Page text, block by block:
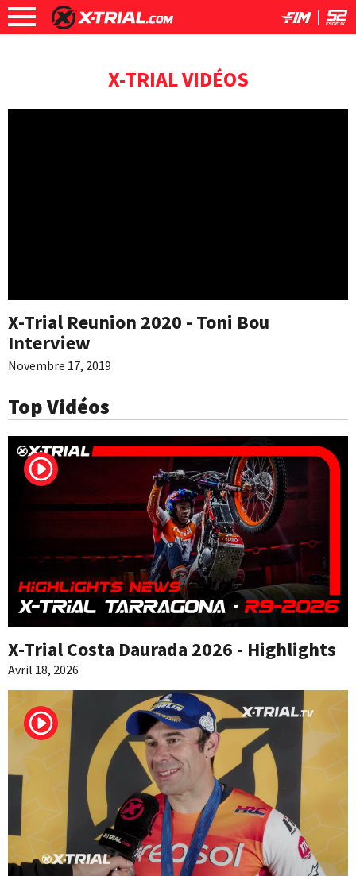
X-TRIAL VIDÉOS
X-Trial Reunion 2020 - Toni Bou
Interview
Novembre 17, 2019
Top Vidéos
X-Trial Costa Daurada 2026 - Highlights
Avril 18, 2026